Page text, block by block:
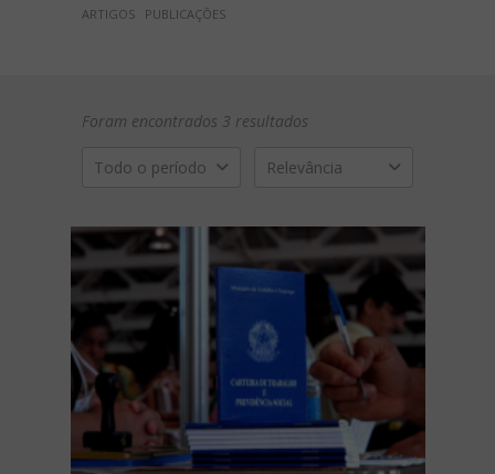
ARTIGOS
PUBLICAÇÕES
Foram encontrados 3 resultados
Todo o período Relevância